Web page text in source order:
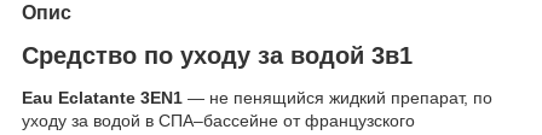
Опис
Средство по уходу за водой 3в1
Eau Eclatante 3EN1 — не пенящийся жидкий препарат, по
уходу за водой в СПА–бассейне от французского